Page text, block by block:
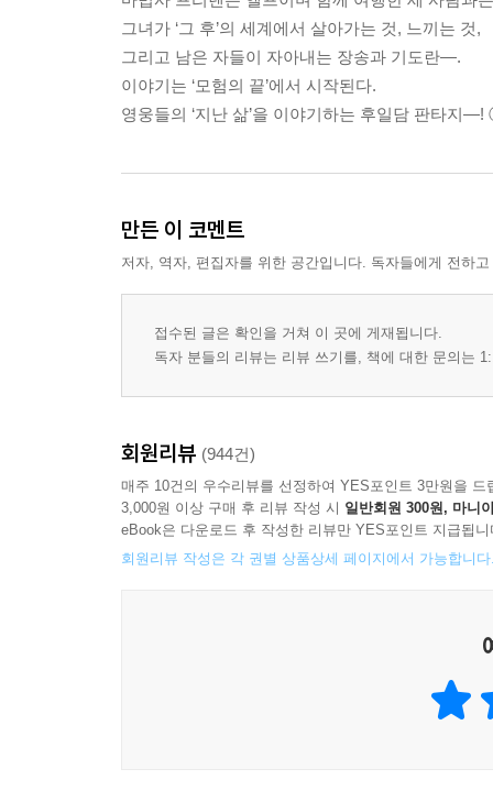
그녀가 ‘그 후’의 세계에서 살아가는 것, 느끼는 것,
그리고 남은 자들이 자아내는 장송과 기도란―.
이야기는 ‘모험의 끝’에서 시작된다.
영웅들의 ‘지난 삶’을 이야기하는 후일담 판타지
만든 이 코멘트
저자, 역자, 편집자를 위한 공간입니다. 독자들에게 전하
접수된 글은 확인을 거쳐 이 곳에 게재됩니다.
독자 분들의 리뷰는 리뷰 쓰기를, 책에 대한 문의는
회원리뷰 (944건)
매주 10건의 우수리뷰를 선정하여 YES포인트 3만원을 드
3,000원 이상 구매 후 리뷰 작성 시 일반회원 300원, 마니
eBook은 다운로드 후 작성한 리뷰만 YES포인트 지급됩니
회원리뷰 작성은 각 권별 상품상세 페이지에서 가능합니